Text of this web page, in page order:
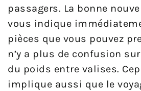
passagers. La bonne
vous indique
pièces que vous pouvez
n’y a plus de confusion
du poids entre valises.
implique aussi que le